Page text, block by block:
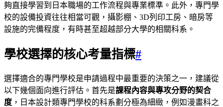
夠直接學習到日本職場的工作流程與專業標準。此外，專門學
校的設備投資往往相當可觀，攝影棚、3D列印工房、暗房等
設施的完備程度，有時甚至超越部分大學的相關科系。
學校選擇的核心考量指標#
選擇適合的專門學校是申請過程中最重要的決策之一，建議從
以下幾個面向進行評估。首先是課程內容與專攻分野的契合
度 ，日本設計類專門學校的科系劃分極為細緻，例如漫畫科之